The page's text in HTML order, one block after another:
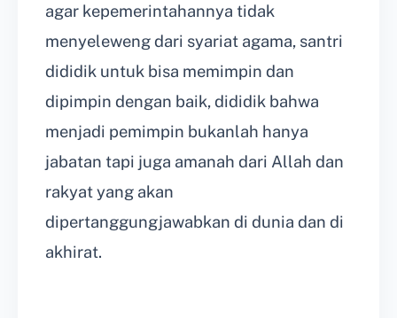
agar kepemerintahannya tidak
menyeleweng dari syariat agama, santri
dididik untuk bisa memimpin dan
dipimpin dengan baik, dididik bahwa
menjadi pemimpin bukanlah hanya
jabatan tapi juga amanah dari Allah dan
rakyat yang akan
dipertanggungjawabkan di dunia dan di
akhirat.